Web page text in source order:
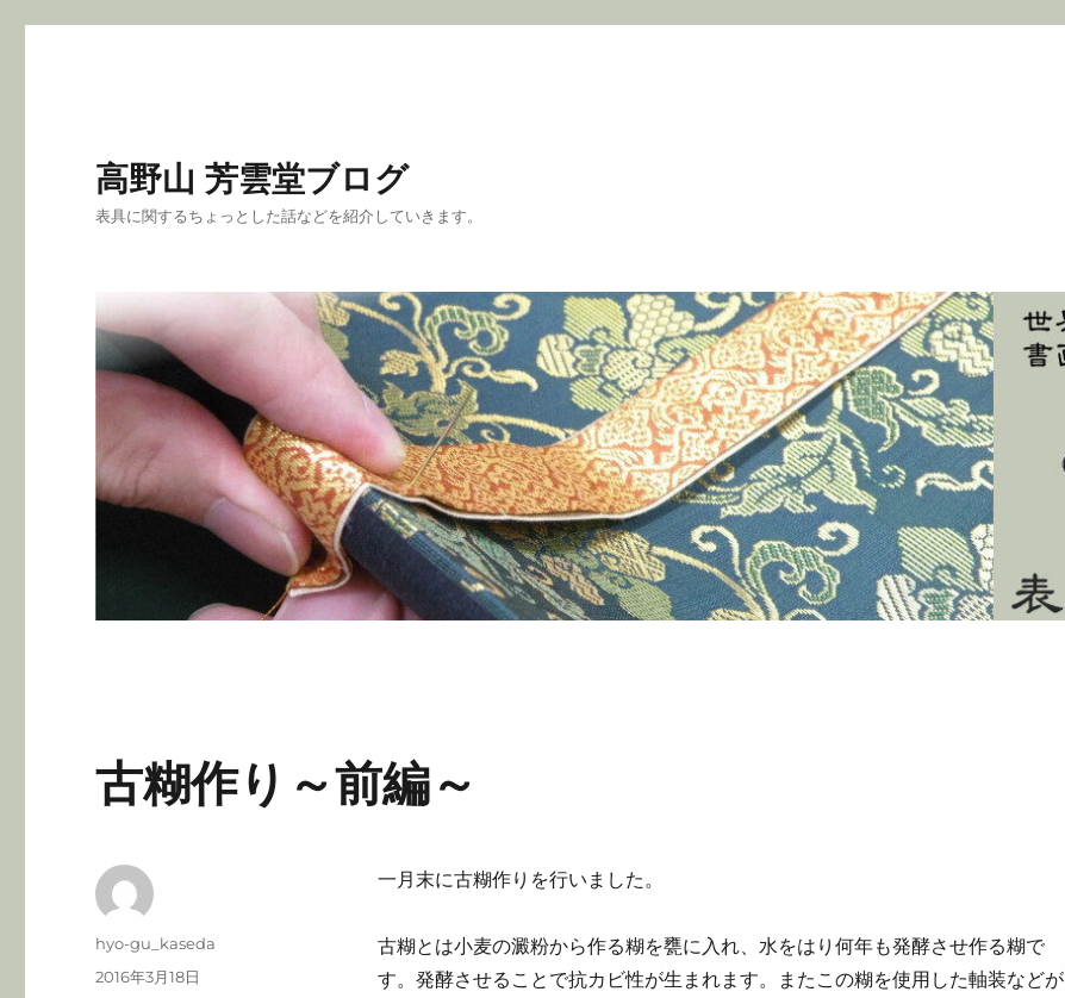
高野山 芳雲堂ブログ
表具に関するちょっとした話などを紹介していきます。
古糊作り～前編～
一月末に古糊作りを行いました。
古糊とは小麦の澱粉から作る糊を甕に入れ、水をはり何年も発酵させ作る糊で
す。発酵させることで抗カビ性が生まれます。またこの糊を使用した軸装などが
投
hyo-gu_kaseda
投
2016年3月18日